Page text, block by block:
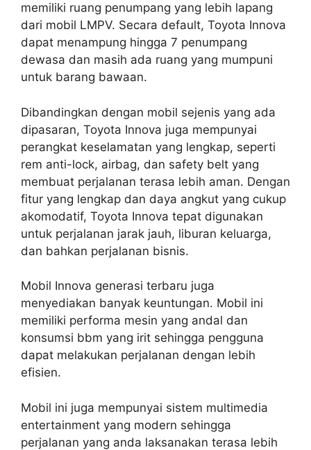
memiliki ruang penumpang yang lebih lapang
dari mobil LMPV. Secara default, Toyota Innova
dapat menampung hingga 7 penumpang
dewasa dan masih ada ruang yang mumpuni
untuk barang bawaan.
Dibandingkan dengan mobil sejenis yang ada
dipasaran, Toyota Innova juga mempunyai
perangkat keselamatan yang lengkap, seperti
rem anti-lock, airbag, dan safety belt yang
membuat perjalanan terasa lebih aman. Dengan
fitur yang lengkap dan daya angkut yang cukup
akomodatif, Toyota Innova tepat digunakan
untuk perjalanan jarak jauh, liburan keluarga,
dan bahkan perjalanan bisnis.
Mobil Innova generasi terbaru juga
menyediakan banyak keuntungan. Mobil ini
memiliki performa mesin yang andal dan
konsumsi bbm yang irit sehingga pengguna
dapat melakukan perjalanan dengan lebih
efisien.
Mobil ini juga mempunyai sistem multimedia
entertainment yang modern sehingga
perjalanan yang anda laksanakan terasa lebih